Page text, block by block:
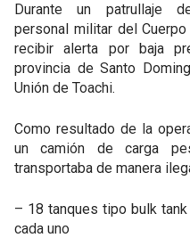
Durante un patrullaje
personal militar del
recibir alerta por baja
provincia de Santo
Unión de Toachi.
Como resultado de la
un camión de carga
transportaba de manera
– 18 tanques tipo bulk
cada uno